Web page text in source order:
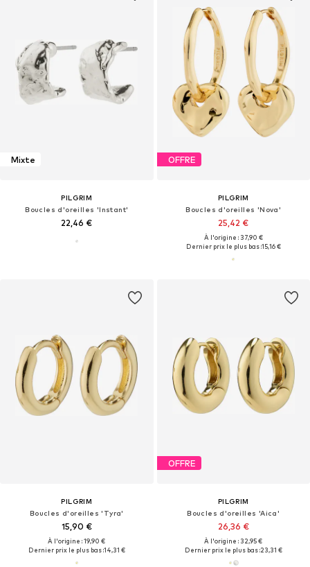
Mixte
PILGRIM
Boucles d'oreilles 'Instant'
22,46 €
OFFRE
PILGRIM
Boucles d'oreilles 'Nova'
25,42 €
À l'origine : 37,90 €
Dernier prix le plus bas :15,16 €
PILGRIM
Boucles d'oreilles 'Tyra'
15,90 €
À l'origine : 19,90 €
Dernier prix le plus bas :14,31 €
OFFRE
PILGRIM
Boucles d'oreilles 'Aica'
26,36 €
À l'origine : 32,95 €
Dernier prix le plus bas :23,31 €